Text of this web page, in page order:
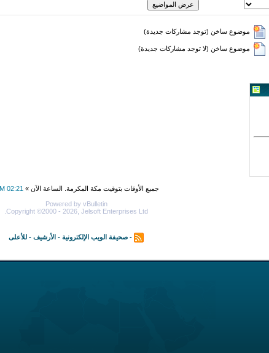
موضوع ساخن (توجد مشاركات جديدة)
موضوع ساخن (لا توجد مشاركات جديدة)
جميع الأوقات بتوقيت مكة المكرمة. الساعة الآن » 02:21 AM
Powered by vBulletin
Copyright ©2000 - 2026, Jelsoft Enterprises Ltd.
- صحيفة الويب الإلكترونية - الأرشيف - للأعلى